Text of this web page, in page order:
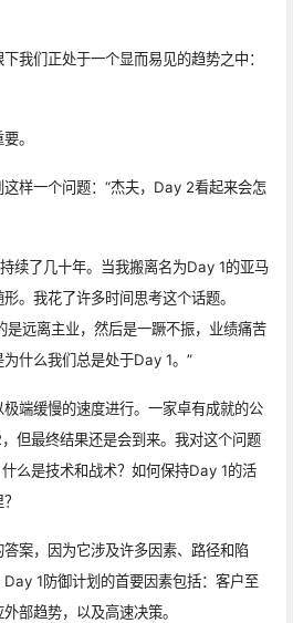
我们正处于一个显而易见的趋势之中：
。
样一个问题：“杰夫，Day 2看起来会怎
续了几十年。当我搬离名为Day 1的亚马
。我花了许多时间思考这个话题。
是远离主业，然后是一蹶不振，业绩痛苦
什么我们总是处于Day 1。”
端缓慢的速度进行。一家卓有成就的公
但最终结果还是会到来。我对这个问题
么是技术和战术？如何保持Day 1的活
案，因为它涉及许多因素、路径和陷
1防御计划的首要因素包括：客户至
部趋势，以及高速决策。